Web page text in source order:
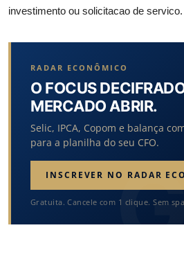
investimento ou solicitacao de servico.
RADAR ECONÔMICO
O FOCUS
MERCADO ABRIR.
Selic, IPCA, Copom e balança
para a planilha do seu CFO.
INSCREVER NO RADAR
Gratuita. Cancele com 1 clique. Sem